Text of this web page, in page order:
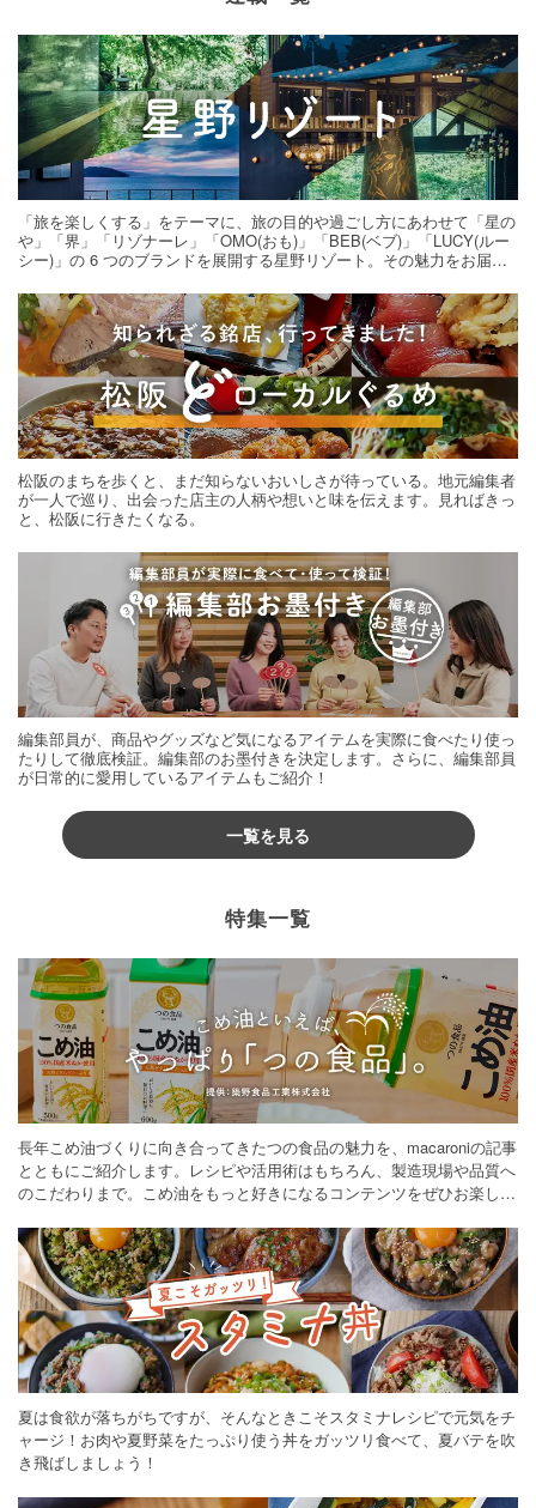
「旅を楽しくする」をテーマに、旅の目的や過ごし方にあわせて「星の
や」「界」「リゾナーレ」「OMO(おも)」「BEB(ベブ)」「LUCY(ルー
シー)」の 6 つのブランドを展開する星野リゾート。その魅力をお届け
松阪のまちを歩くと、まだ知らないおいしさが待っている。地元編集者
が一人で巡り、出会った店主の人柄や想いと味を伝えます。見ればきっ
と、松阪に行きたくなる。
編集部員が、商品やグッズなど気になるアイテムを実際に食べたり使っ
たりして徹底検証。編集部のお墨付きを決定します。さらに、編集部員
が日常的に愛用しているアイテムもご紹介！
一覧を見る
特集一覧
長年こめ油づくりに向き合ってきたつの食品の魅力を、macaroniの記事
とともにご紹介します。レシピや活用術はもちろん、製造現場や品質へ
のこだわりまで。こめ油をもっと好きになるコンテンツをぜひお楽しみ
夏は食欲が落ちがちですが、そんなときこそスタミナレシピで元気をチ
ャージ！お肉や夏野菜をたっぷり使う丼をガッツリ食べて、夏バテを吹
き飛ばしましょう！